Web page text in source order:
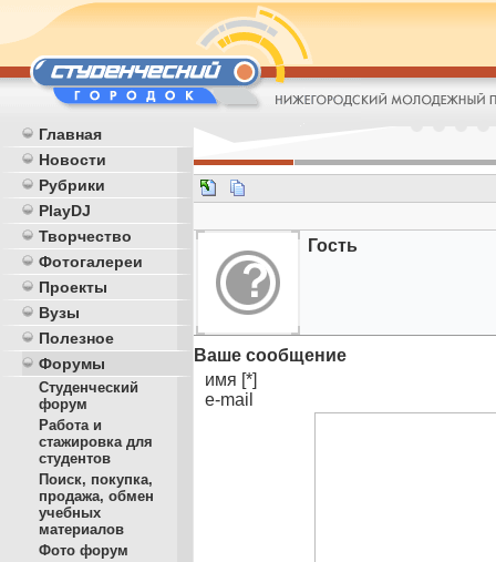
Главная
Новости
Рубрики
PlayDJ
Творчество
Фотогалереи
Проекты
Вузы
Полезное
Форумы
Студенческий
форум
Работа и
стажировка для
студентов
Поиск, покупка,
продажа, обмен
учебных
материалов
Фото форум
Гость
Ваше сообщение
имя [*]
e-mail